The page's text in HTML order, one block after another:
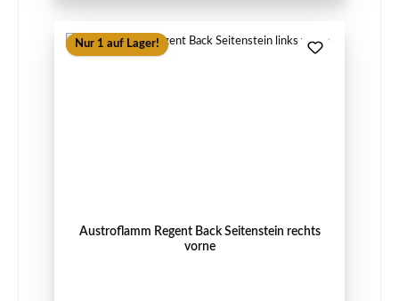
Nur 1 auf Lager!
Austroflamm Regent Back Seitenstein rechts
vorne